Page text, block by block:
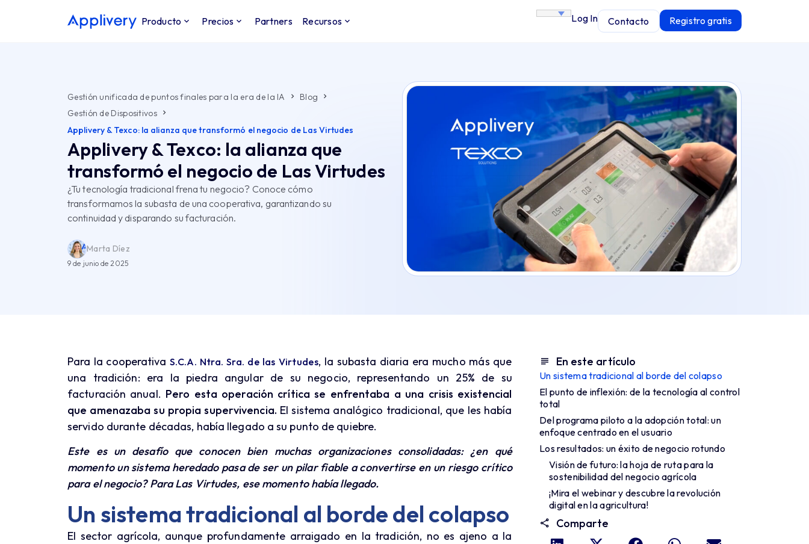
Producto Precios Partners Recursos Log In Contacto Registro gratis
Gestión unificada de puntos finales para la era de la IA
Blog
Gestión de Dispositivos
Applivery & Texco: la alianza que transformó el negocio de Las Virtudes
Applivery & Texco: la alianza que
transformó el negocio de Las Virtudes
¿Tu tecnología tradicional frena tu negocio? Conoce cómo
transformamos la subasta de una cooperativa, garantizando su
continuidad y disparando su facturación.
Marta Díez
9 de junio de 2025
Para la cooperativa S.C.A. Ntra. Sra. de las Virtudes, la subasta diaria era mucho más que
una tradición: era la piedra angular de su negocio, representando un 25% de su
facturación anual. Pero esta operación crítica se enfrentaba a una crisis existencial
que amenazaba su propia supervivencia. El sistema analógico tradicional, que les había
servido durante décadas, había llegado a su punto de quiebre.
Este es un desafío que conocen bien muchas organizaciones consolidadas: ¿en qué
momento un sistema heredado pasa de ser un pilar fiable a convertirse en un riesgo crítico
para el negocio? Para Las Virtudes, ese momento había llegado.
Un sistema tradicional al borde del colapso
El sector agrícola, aunque profundamente arraigado en la tradición, no es ajeno a la
En este artículo
Un sistema tradicional al borde del colapso
El punto de inflexión: de la tecnología al control
total
Del programa piloto a la adopción total: un
enfoque centrado en el usuario
Los resultados: un éxito de negocio rotundo
Visión de futuro: la hoja de ruta para la
sostenibilidad del negocio agrícola
¡Mira el webinar y descubre la revolución
digital en la agricultura!
Comparte